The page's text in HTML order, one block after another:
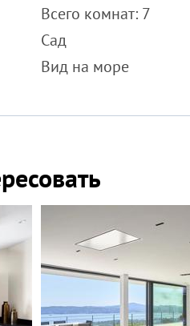
Всего комнат: 7
Сад
Вид на море